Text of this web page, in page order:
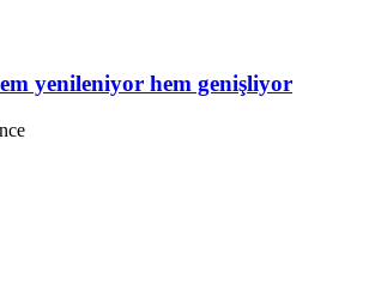
yenileniyor hem genişliyor